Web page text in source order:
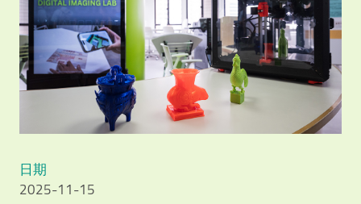
日期
2025-11-15